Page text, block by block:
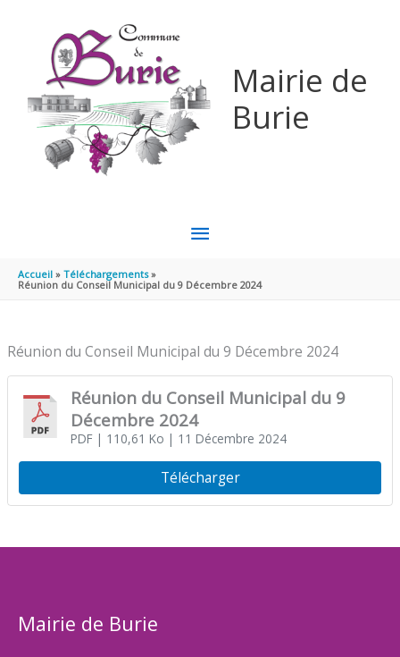
Mairie de
Burie
MENU
PRINCIPAL
Accueil
Téléchargements
Réunion du Conseil Municipal du 9 Décembre 2024
Réunion du Conseil Municipal du 9 Décembre 2024
Réunion du Conseil Municipal du 9
Décembre 2024
PDF| 110,61 Ko | 11 Décembre 2024
Télécharger
Mairie de Burie